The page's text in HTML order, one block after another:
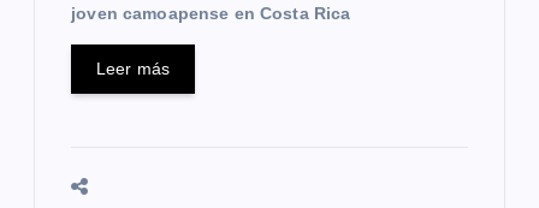
joven camoapense en Costa Rica
Leer más